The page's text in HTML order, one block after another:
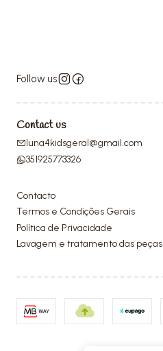
Follow us
Contact us
luna4kidsgeral@gmail.com
351925773326
Contacto
Termos e Condições Gerais
Política de Privacidade
Lavagem e tratamento das peças